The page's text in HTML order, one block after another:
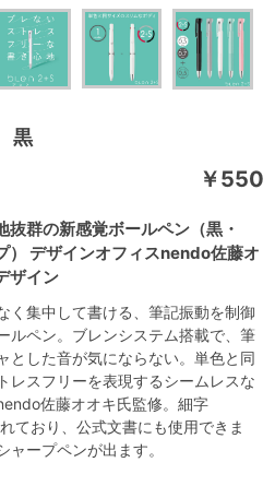
黒
群の新感覚ボールペン（黒・
） デザインオフィスnendo佐藤オ
ザイン
￥550
く集中して書ける、筆記振動を制御
ルペン。ブレンシステム搭載で、筆
とした音が気にならない。単色と同
レスフリーを表現するシームレスな
佐藤オオキ氏監修。細字
ており、公式文書にも使用できま
ープペンが出ます。